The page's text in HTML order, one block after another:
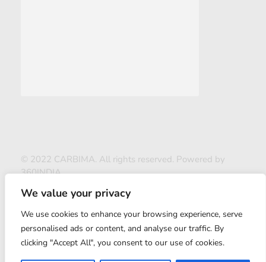
We value your privacy
We use cookies to enhance your browsing experience, serve
personalised ads or content, and analyse our traffic. By
clicking "Accept All", you consent to our use of cookies.
© 2022 CARBIMA. All rights reserved. Powered by
360INDIA